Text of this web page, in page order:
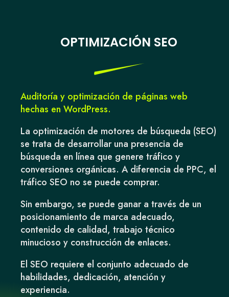
OPTIMIZACIÓN SEO
Auditoría y optimización de páginas web
hechas en WordPress.
La optimización de motores de búsqueda (SEO)
se trata de desarrollar una presencia de
búsqueda en línea que genere tráfico y
conversiones orgánicas. A diferencia de PPC, el
tráfico SEO no se puede comprar.
Sin embargo, se puede ganar a través de un
posicionamiento de marca adecuado,
contenido de calidad, trabajo técnico
minucioso y construcción de enlaces.
El SEO requiere el conjunto adecuado de
habilidades, dedicación, atención y
experiencia.